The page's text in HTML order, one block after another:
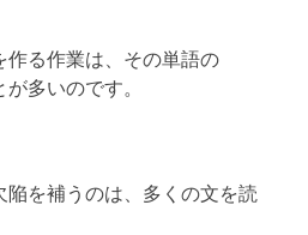
作る作業は、その単語の
多いのです。
陥を補うのは、多くの文を読